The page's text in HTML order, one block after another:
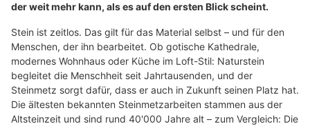
der weit mehr kann, als es auf den ersten Blick scheint.
Stein ist zeitlos. Das gilt für das Material selbst – und für den
Menschen, der ihn bearbeitet. Ob gotische Kathedrale,
modernes Wohnhaus oder Küche im Loft-Stil: Naturstein
begleitet die Menschheit seit Jahrtausenden, und der
Steinmetz sorgt dafür, dass er auch in Zukunft seinen Platz hat.
Die ältesten bekannten Steinmetzarbeiten stammen aus der
Altsteinzeit und sind rund 40'000 Jahre alt – zum Vergleich: Die